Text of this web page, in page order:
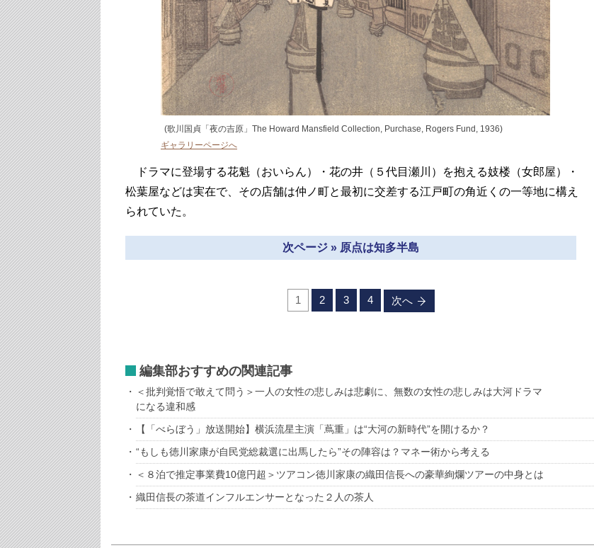
(歌川国貞「夜の吉原」The Howard Mansfield Collection, Purchase, Rogers Fund, 1936)
ギャラリーページへ
ドラマに登場する花魁（おいらん）・花の井（５代目瀬川）を抱える妓楼（女郎屋）・
松葉屋などは実在で、その店舗は仲ノ町と最初に交差する江戸町の角近くの一等地に構え
られていた。
次ページ » 原点は知多半島
1 2 3 4 次へ
編集部おすすめの関連記事
＜批判覚悟で敢えて問う＞一人の女性の悲しみは悲劇に、無数の女性の悲しみは大河ドラマ
になる違和感
【「べらぼう」放送開始】横浜流星主演「蔦重」は“大河の新時代”を開けるか？
“もしも徳川家康が自民党総裁選に出馬したら”その陣容は？マネー術から考える
＜８泊で推定事業費10億円超＞ツアコン徳川家康の織田信長への豪華絢爛ツアーの中身とは
織田信長の茶道インフルエンサーとなった２人の茶人